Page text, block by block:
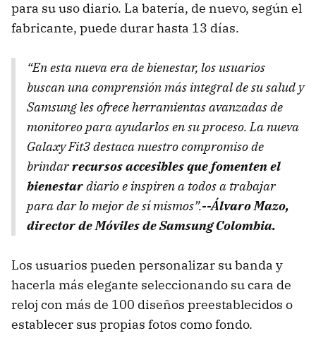
para su uso diario. La batería, de nuevo, según el
fabricante, puede durar hasta 13 días.
“En esta nueva era de bienestar, los usuarios
buscan una comprensión más integral de su salud y
Samsung les ofrece herramientas avanzadas de
monitoreo para ayudarlos en su proceso. La nueva
Galaxy Fit3 destaca nuestro compromiso de
brindarrecursos accesibles que fomenten el
bienestardiario e inspiren a todos a trabajar
para dar lo mejor de sí mismos”.--Álvaro Mazo,
director de Móviles de Samsung Colombia.
Los usuarios pueden personalizar su banda y
hacerla más elegante seleccionando su cara de
reloj con más de 100 diseños preestablecidos o
establecer sus propias fotos como fondo.